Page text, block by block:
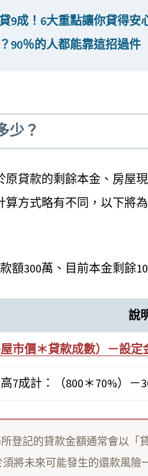
9成！6大重點讓你貸得安
90％的人都能靠這招過件
少？
貸款的剩餘本金、房屋
算方式略有不同，以下將
額300萬、目前本金剩餘
說
屋市價＊貸款成數）－設
7成計：（800＊70%）－
登記的貸款金額通常會以「
將未來可能發生的還款風險